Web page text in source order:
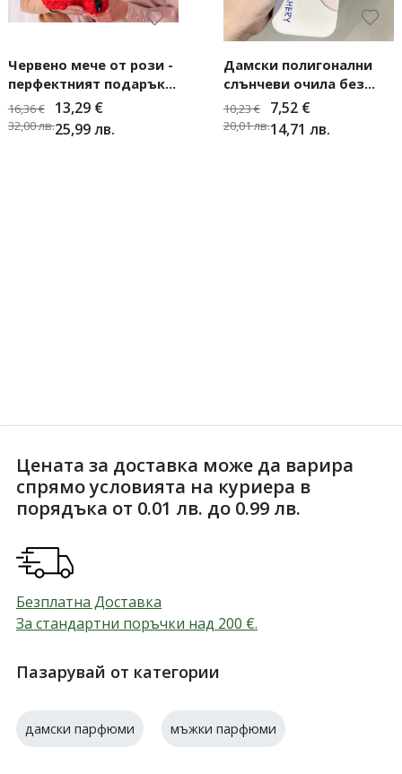
Червено мече от рози -
перфектният подарък
за вашата любима
13,29 €
25,99лв.
16,36€
32,00лв.
Дамски полигонални
слънчеви очила без
рамки + калъфче
7,52 €
14,71 лв.
10,23€
20,01лв.
Цената за доставка може да варира
спрямо условията на куриера в
порядъка от 0.01 лв. до 0.99 лв.
Безплатна Доставка
За стандартни поръчки над 200 €.
Пазарувай от категории
дамски парфюми мъжки парфюми